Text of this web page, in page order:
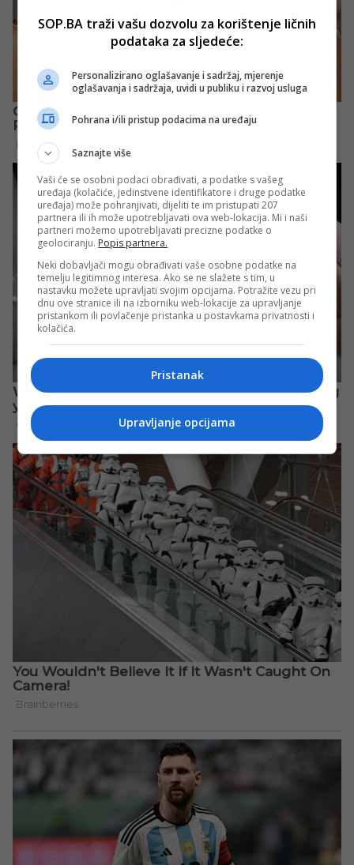
SOP.BA traži vašu dozvolu za korištenje ličnih
podataka za sljedeće:
Personalizirano oglašavanje i sadržaj, mjerenje
oglašavanja i sadržaja, uvidi u publiku i razvoj usluga
Pohrana i/ili pristup podacima na uređaju
Saznajte više
Vaši će se osobni podaci obrađivati, a podatke s vašeg
uređaja (kolačiće, jedinstvene identifikatore i druge podatke
uređaja) može pohranjivati, dijeliti te im pristupati 207
partnera ili ih može upotrebljavati ova web-lokacija. Mi i naši
partneri možemo upotrebljavati precizne podatke o
geolociranju. Popis partnera.
Neki dobavljači mogu obrađivati vaše osobne podatke na
temelju legitimnog interesa. Ako se ne slažete s tim, u
nastavku možete upravljati svojim opcijama. Potražite vezu pri
dnu ove stranice ili na izborniku web-lokacije za upravljanje
pristankom ili povlačenje pristanka u postavkama privatnosti i
kolačića.
Pristanak
Upravljanje opcijama